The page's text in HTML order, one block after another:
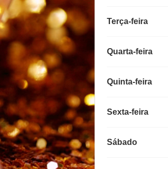
Terça-feira
Quarta-feira
Quinta-feira
Sexta-feira
Sábado